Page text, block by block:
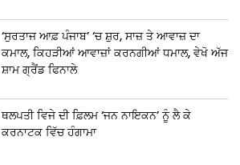
‘ਸੁਰਤਾਜ ਆਫ਼ ਪੰਜਾਬ’ ‘ਚ ਸ਼ੁਰ, ਸਾਜ਼ ਤੇ ਆਵਾਜ਼ ਦਾ
ਕਮਾਲ, ਕਿਹੜੀਆਂ ਆਵਾਜ਼ਾਂ ਕਰਨਗੀਆਂ ਧਮਾਲ, ਵੇਖੋ ਅੱਜ
ਸ਼ਾਮ ਗ੍ਰੈਂਡ ਫਿਨਾਲੇ
ਥਲਪਤੀ ਵਿਜੇ ਦੀ ਫ਼ਿਲਮ ‘ਜਨ ਨਾਇਕਨ’ ਨੂੰ ਲੈ ਕੇ
ਕਰਨਾਟਕ ਵਿੱਚ ਹੰਗਾਮਾ